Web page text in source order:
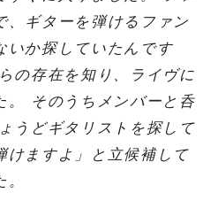
、ギターを弾けるファン
いか探していたんです
の存在を知り、ライヴに
。 そのうちメンバーと呑
うどギタリストを探して
けますよ」と立候補して